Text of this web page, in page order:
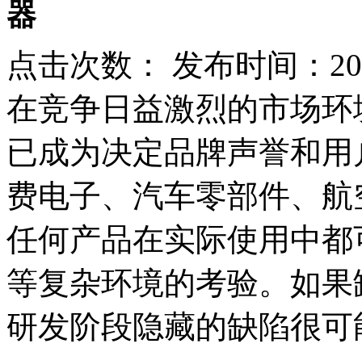
器
点击次数：
发布时间：
在竞争日益激烈的市场
已成为决定品牌声誉和
费电子、汽车零部件、
任何产品在实际使用中
等复杂环境的考验。如
研发阶段隐藏的缺陷很